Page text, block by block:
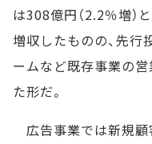
は308億円（2.2％増）
増収したものの、先行
ームなど既存事業の営
た形だ。
広告事業では新規顧